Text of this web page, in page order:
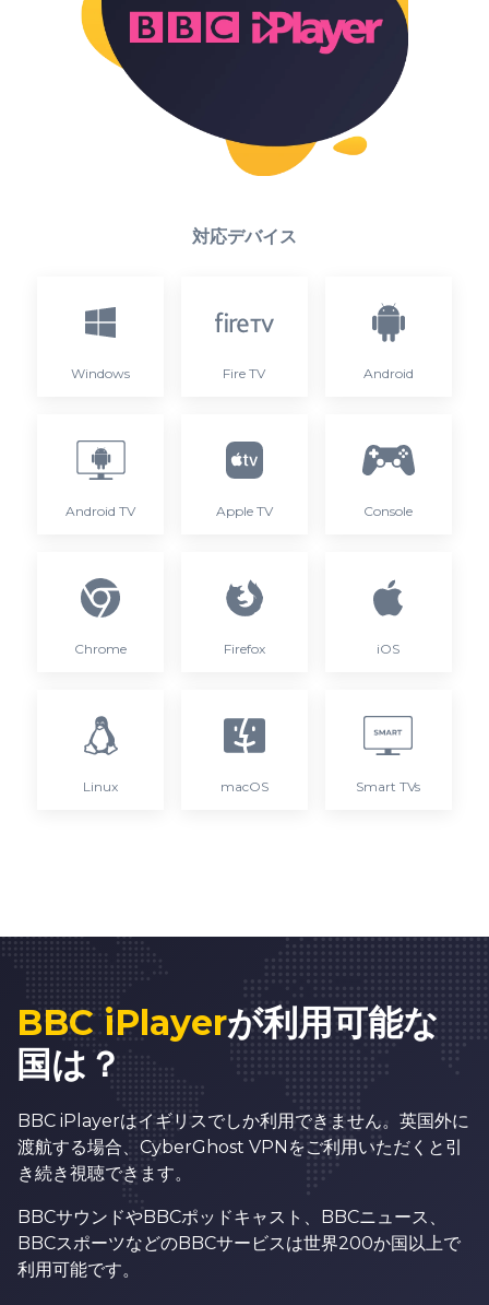
対応デバイス
Windows Fire TV Android
Android TV Apple TV Console
Chrome Firefox iOS
Linux macOS Smart TVs
BBC iPlayerが利用可能な
国は？
BBC iPlayerはイギリスでしか利用できません。英国外に
渡航する場合、CyberGhost VPNをご利用いただくと引
き続き視聴できます。
BBCサウンドやBBCポッドキャスト、BBCニュース、
BBCスポーツなどのBBCサービスは世界200か国以上で
利用可能です。